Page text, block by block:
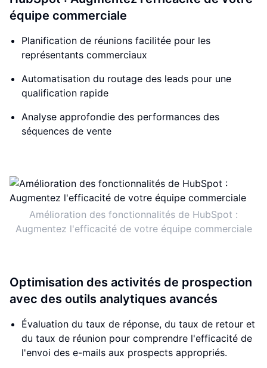
équipe commerciale
Planification de réunions facilitée pour les
représentants commerciaux
Automatisation du routage des leads pour une
qualification rapide
Analyse approfondie des performances des
séquences de vente
Amélioration des fonctionnalités de HubSpot :
Augmentez l'efficacité de votre équipe commerciale
Optimisation des activités de prospection
avec des outils analytiques avancés
Évaluation du taux de réponse, du taux de retour et
du taux de réunion pour comprendre l'efficacité de
l'envoi des e-mails aux prospects appropriés.